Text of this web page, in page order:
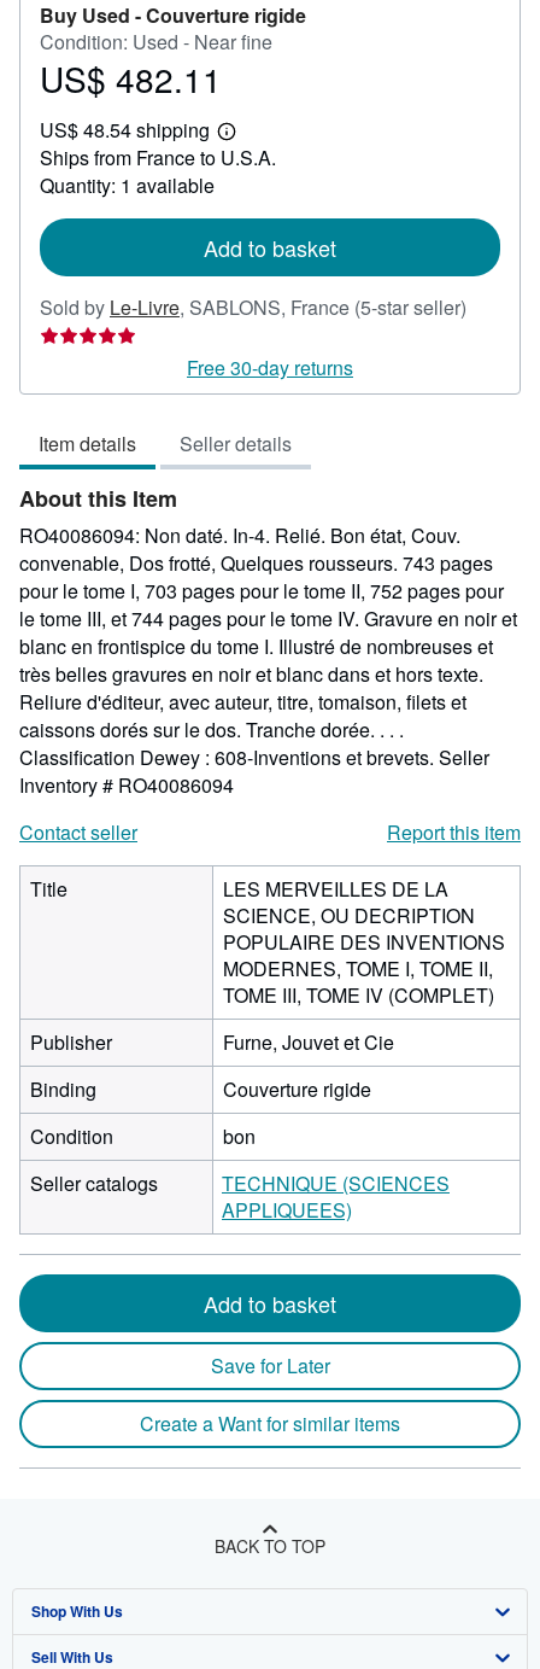
Buy Used -Couverture rigide
Condition: Used - Near fine
Price
482.11
US$ 482.11
US$ 48.54 shipping
Learn
more
Ships from France to U.S.A.
Quantity: 1 available
Add to basket
Sold by Le-Livre, SABLONS, France (5-star seller)
out
Free 30-day returns
Item details Seller details
About this Item
RO40086094: Non daté. In-4. Relié. Bon état, Couv.
convenable, Dos frotté, Quelques rousseurs. 743 pages
pour le tome I, 703 pages pour le tome II, 752 pages pour
le tome III, et 744 pages pour le tome IV. Gravure en noir et
blanc en frontispice du tome I. Illustré de nombreuses et
très belles gravures en noir et blanc dans et hors texte.
Reliure d'éditeur, avec auteur, titre, tomaison, filets et
caissons dorés sur le dos. Tranche dorée. . . .
Classification Dewey : 608-Inventions et brevets. Seller
Inventory # RO40086094
Contact seller
Report this item
Title
LES MERVEILLES DE LA
SCIENCE, OU DECRIPTION
POPULAIRE DES INVENTIONS
MODERNES, TOME I, TOME II,
TOME III, TOME IV (COMPLET)
Publisher
Furne, Jouvet et Cie
Binding
Couverture rigide
Condition
bon
Seller catalogs
TECHNIQUE (SCIENCES
APPLIQUEES)
Add to basket
Save for Later
Create a Want for similar items
BACK TO TOP
Shop With Us
Advanced Search
Sell With Us